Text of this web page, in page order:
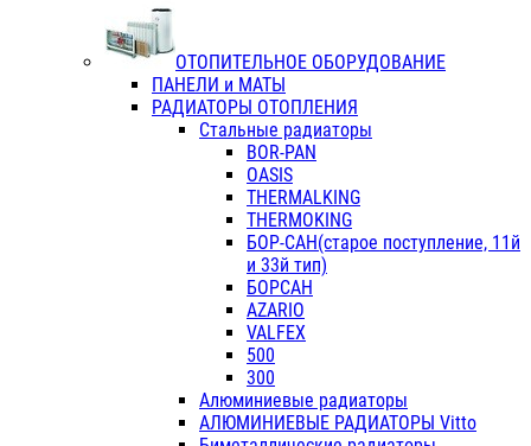
ОТОПИТЕЛЬНОЕ ОБОРУДОВАНИЕ
ПАНЕЛИ и МАТЫ
РАДИАТОРЫ ОТОПЛЕНИЯ
Стальные радиаторы
BOR-PAN
OASIS
THERMALKING
THERMOKING
БОР-САН(старое поступление, 11й
и 33й тип)
БОРСАН
AZARIO
VALFEX
500
300
Алюминиевые радиаторы
АЛЮМИНИЕВЫЕ РАДИАТОРЫ Vitto